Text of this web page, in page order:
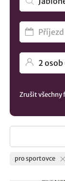
Zrušit
pro sportovce